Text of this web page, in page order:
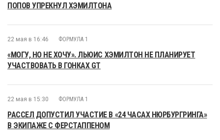
ПОПОВ УПРЕКНУЛ ХЭМИЛТОНА
22 мая в 16:46 ФОРМУЛА 1
«МОГУ, НО НЕ ХОЧУ». ЛЬЮИС ХЭМИЛТОН НЕ ПЛАНИРУЕТ
УЧАСТВОВАТЬ В ГОНКАХ GT
22 мая в 15:30 ФОРМУЛА 1
РАССЕЛ ДОПУСТИЛ УЧАСТИЕ В «24 ЧАСАХ НЮРБУРГРИНГА»
В ЭКИПАЖЕ С ФЕРСТАППЕНОМ